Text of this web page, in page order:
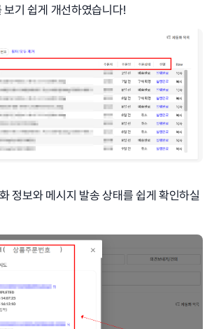
보기 쉽게 개선하였습니다!
정보와 메시지 발송 상태를 쉽게 확인하실